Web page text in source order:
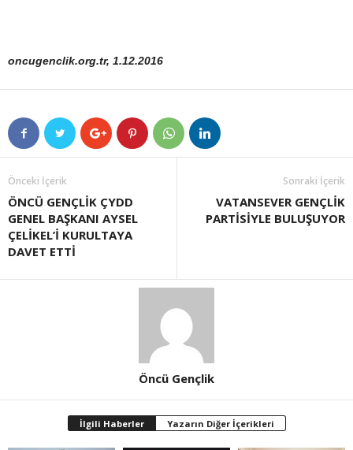
oncugenclik.org.tr, 1.12.2016
Önceki İçerik
ÖNCÜ GENÇLİK ÇYDD
GENEL BAŞKANI AYSEL
ÇELİKEL’İ KURULTAYA
DAVET ETTİ
Sonraki İçerik
VATANSEVER GENÇLİK
PARTİSİYLE BULUŞUYOR
Öncü Gençlik
İlgili Haberler Yazarın Diğer İçerikleri